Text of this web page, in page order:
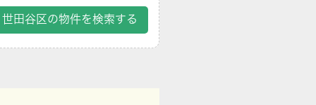
世田谷区の物件を検索する